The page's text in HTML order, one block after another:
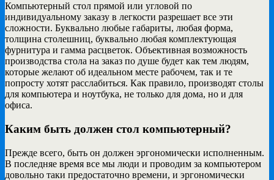
Компьютерный стол прямой или угловой по
индивидуальному заказу в легкости разрешает все эти
сложности. Буквально любые габариты, любая форма,
толщина столешниц, буквально любая комплектующая
фурнитура и гамма расцветок. Объективная возможность
производства стола на заказ по душе будет как тем людям,
которые желают об идеальном месте рабочем, так и те
попросту хотят расслабиться. Как правило, производят столы
для компьютера и ноутбука, не только для дома, но и для
офиса.
Каким быть должен стол компьютерный?
Прежде всего, быть он должен эргономически исполненным.
В последняе время все мы люди и проводим за компьютером
довольно таки предостаточно времени, и эргономически